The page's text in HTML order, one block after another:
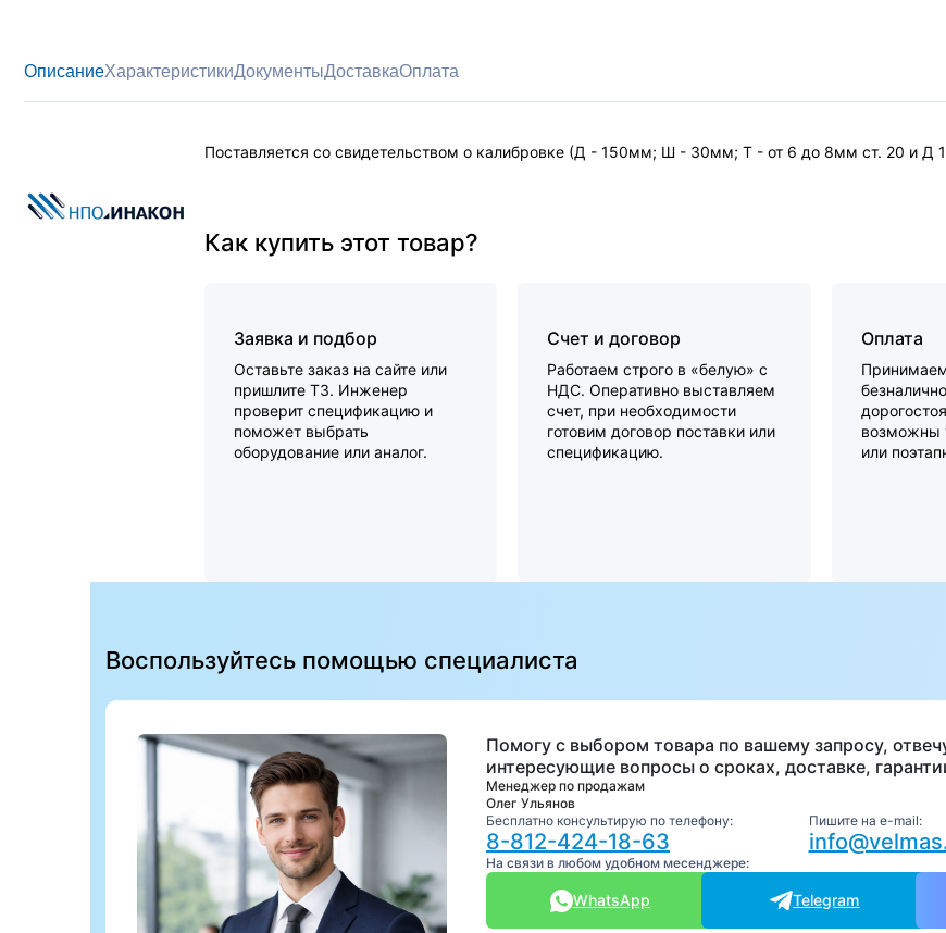
ОписаниеХарактеристикиДокументыДоставкаОплата
Поставляется со свидетельством о калибровке (Д - 150мм; Ш - 30мм; Т - от 6 до 8мм ст. 20 и Д
Как купить этот товар?
Заявка и подбор
Оставьте заказ на сайте или
пришлите ТЗ. Инженер
проверит спецификацию и
поможет выбрать
оборудование или аналог.
Счет и договор
Работаем строго в «белую» с
НДС. Оперативно выставляем
счет, при необходимости
готовим договор поставки или
спецификацию.
Оплата
возможны
или
Воспользуйтесь помощью специалиста
Помогу с выбором товара по вашему запросу,
интересующие вопросы о сроках, доставке,
Менеджер по продажам
Олег Ульянов
Бесплатно консультирую по телефону:
8-812-424-18-63
Пишите на e-mail:
На связи в любом удобном месенджере:
WhatsApp Telegram